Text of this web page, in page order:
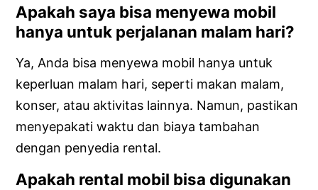
Apakah saya bisa menyewa mobil
hanya untuk perjalanan malam hari?
Ya, Anda bisa menyewa mobil hanya untuk
keperluan malam hari, seperti makan malam,
konser, atau aktivitas lainnya. Namun, pastikan
menyepakati waktu dan biaya tambahan
dengan penyedia rental.
Apakah rental mobil bisa digunakan